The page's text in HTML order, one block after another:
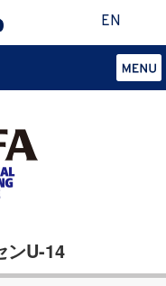
EN
ンU-14